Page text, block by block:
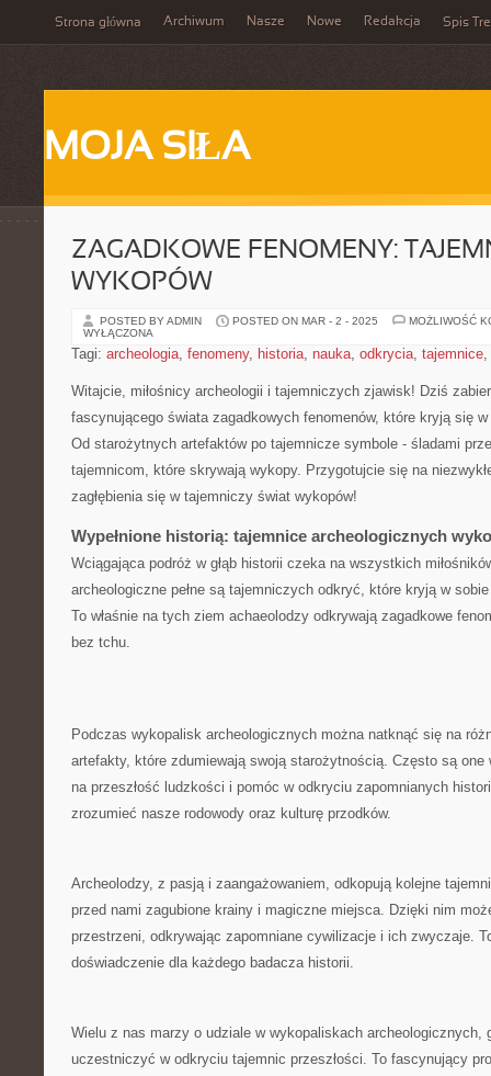
Strona główna Archiwum Nasze Nowe Redakcja Spis
MOJA SIŁA
ZAGADKOWE FENOMENY:
WYKOPÓW
POSTED BY ADMIN POSTED ON MAR - 2 - 2025
MOŻLIWOŚĆ
WYŁĄCZONA
Tagi: archeologia, fenomeny, historia, nauka, odkrycia, tajemnice,
Witajcie, miłośnicy archeologii i tajemniczych zjawisk! Dziś
fascynującego świata zagadkowych fenomenów, które kryją się
Od starożytnych artefaktów po tajemnicze symbole -​ śladami
tajemnicom, które skrywają wykopy. Przygotujcie się na
zagłębienia się ⁤w tajemniczy świat wykopów!
Wypełnione historią: tajemnice ‌archeologicznych
Wciągająca podróż w ‌głąb historii czeka na wszystkich
archeologiczne pełne są tajemniczych odkryć, które kryją w
To właśnie⁤ na tych ziem achaeolodzy⁣ odkrywają zagadkowe
bez tchu.
Podczas wykopalisk archeologicznych można natknąć się na
artefakty, które zdumiewają⁣ swoją starożytnością. Często są one
‌na przeszłość ludzkości i pomóc w​ odkryciu zapomnianych
zrozumieć nasze rodowody oraz kulturę przodków.
Archeolodzy, z pasją i zaangażowaniem, odkopują kolejne
przed nami zagubione krainy i magiczne miejsca. Dzięki​ nim
przestrzeni, odkrywając zapomniane​ cywilizacje i ich ‌zwyczaje.
doświadczenie dla każdego badacza historii.
Wielu z nas marzy o udziale⁢ w wykopaliskach archeologicznych,
uczestniczyć w odkryciu tajemnic przeszłości. To fascynujący